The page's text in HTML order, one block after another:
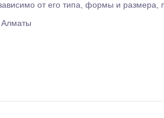
воды и легко моется.
Алматы